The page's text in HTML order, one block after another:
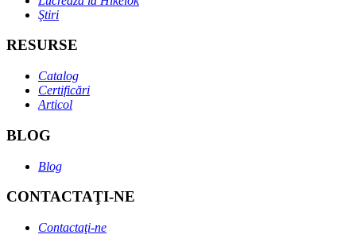
Ştiri
RESURSE
Catalog
Certificări
Articol
BLOG
Blog
CONTACTAŢI-NE
Contactaţi-ne